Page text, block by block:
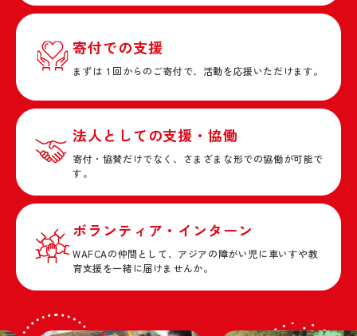
寄付での支援
まずは１回からのご寄付で、活動を応援いただけます。
法人としての支援・協働
寄付・協賛だけでなく、さまざまな形での協働が可能で
す。
ボランティア・インターン
WAFCAの仲間として、アジアの障がい児に車いすや教
育支援を一緒に届けませんか。